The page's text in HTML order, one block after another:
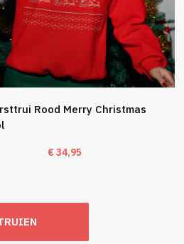
Rood Merry Christmas
€34,95